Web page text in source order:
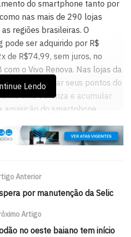
do smartphone tanto por
nas mais de 290 lojas
regiões brasileiras. O
pode ser adquirido por R$
de R$74,99, sem juros, no
o Vivo Renova. Nas lojas da
também trocar seus pontos do
Vivo Valoriza e acumular
aquisição do smartphone.
especial de lançamento, até dia
comprarem o Samsung
e ainda ganharão uma
que permite criar a própria
virtual com filmes em 360 graus
Lendo
Anterior
por manutenção da Selic
Artigo
no oeste baiano tem início